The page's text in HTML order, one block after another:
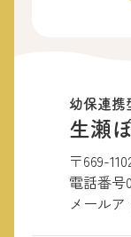
幼保連携
生瀬
〒669-
電話番号
メールア